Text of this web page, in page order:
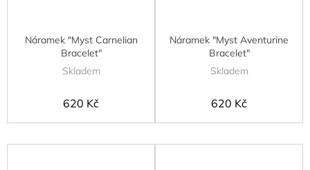
Náramek "Myst Carnelian
Bracelet"
Skladem
620 Kč
Náramek "Myst Aventurine
Bracelet"
Skladem
620 Kč